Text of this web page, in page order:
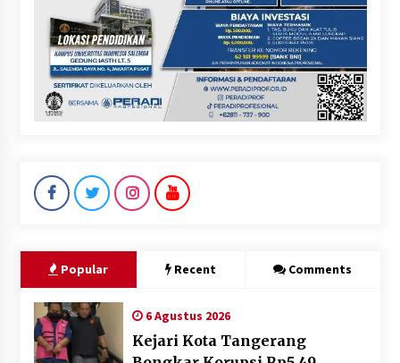
Popular Recent Comments
6 Agustus 2026
Kejari Kota Tangerang